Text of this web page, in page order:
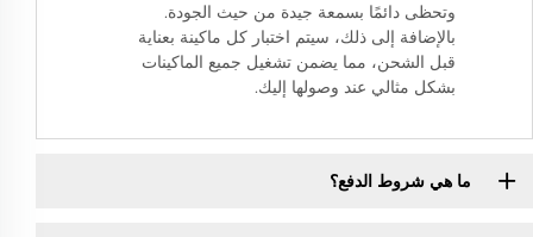
وتحظى دائمًا بسمعة جيدة من حيث الجودة.
بالإضافة إلى ذلك، سيتم اختبار كل ماكينة بعناية
قبل الشحن، مما يضمن تشغيل جميع الماكينات
بشكل مثالي عند وصولها إليك.
ما هي شروط الدفع؟